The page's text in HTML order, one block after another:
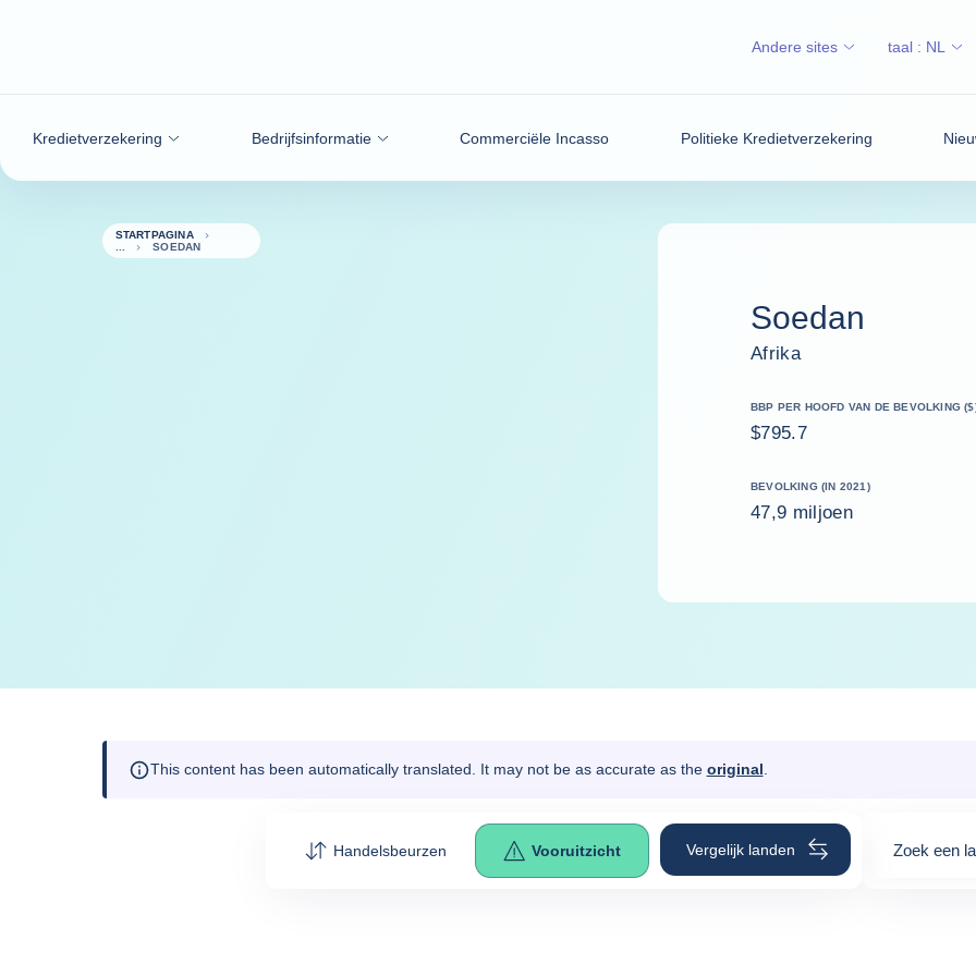
Kredietverzekering Bedrijfsinformatie Commerciële Incasso Politieke Kredietverzekering
Andere sites taal : NL
STARTPAGINA
SOEDAN
Soedan
Afrika
BBP PER HOOFD VAN DE BEVOLKING
$795.7
BEVOLKING (IN 2021)
47,9 miljoen
This content has been automatically translated. It may not be as accurate as the original
Handelsbeurzen Vooruitzicht Vergelijk landen Zoek een